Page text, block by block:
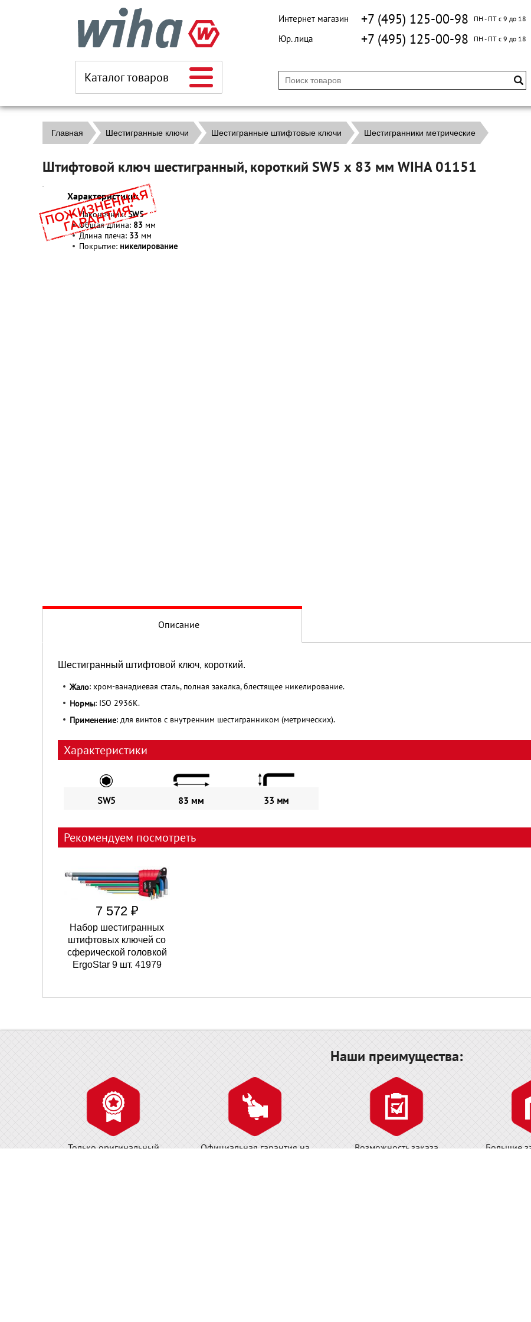
Каталог товаров
Интернет магазин +7 (495) 125-00-98 ПН - ПТ с 9 до 18
Юр. лица +7 (495) 125-00-98 ПН - ПТ с 9 до 18
Главная Шестигранные ключи Шестигранные штифтовые ключи Шестигранники метрические
Штифтовой ключ шестигранный, короткий SW5 х 83 мм WIHA 01151
Характеристики:
Наконечник:SW5
Общая длина: 83 мм
Длина плеча: 33 мм
Покрытие: никелирование
Описание
Шестигранный штифтовой ключ, короткий.
Жало: хром-ванадиевая сталь, полная закалка, блестящее никелирование.
Нормы: ISO 2936К.
Применение: для винтов с внутренним шестигранником (метрических).
Характеристики
SW5 83 мм 33 мм
Рекомендуем посмотреть
7 572 ₽
Набор шестигранных
штифтовых ключей со
сферической головкой
ErgoStar 9 шт. 41979
Наши преимущества:
Только оригинальный
Официальная гарантия на
Возможность заказа
Большие